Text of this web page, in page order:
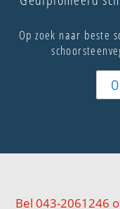
Op zoek naar beste
Bel 043-2061246